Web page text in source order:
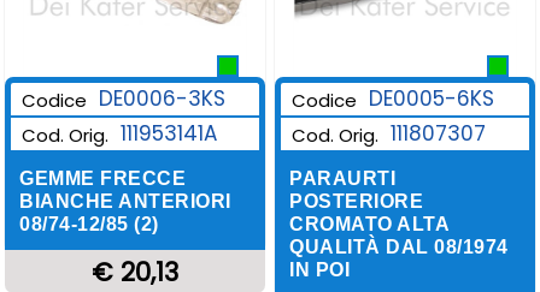
Codice DE0006-3KS
Cod. Orig. 111953141A
GEMME FRECCE
BIANCHE ANTERIORI
08/74-12/85 (2)
€ 20,13
Codice DE0005-6KS
Cod. Orig. 111807307
PARAURTI
POSTERIORE
CROMATO ALTA
QUALITÀ DAL 08/1974
IN POI